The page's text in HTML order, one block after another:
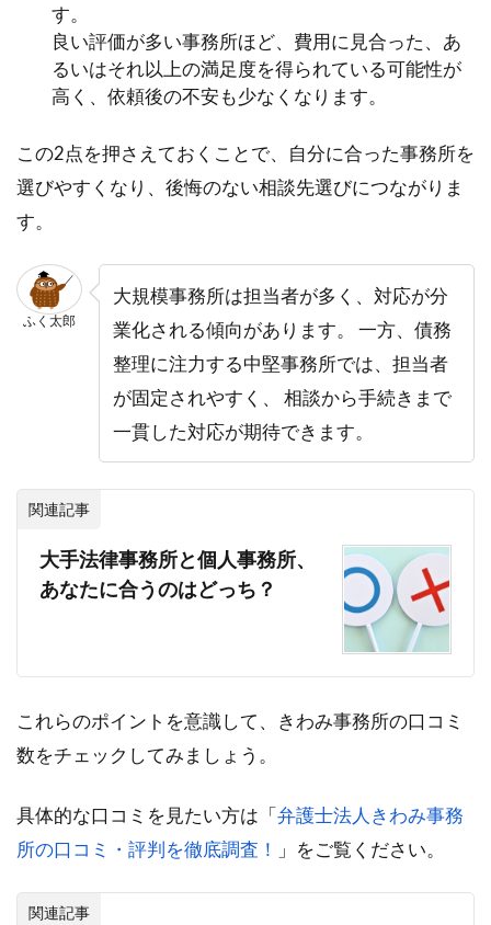
す。
良い評価が多い事務所ほど、費用に見合った、あ
るいはそれ以上の満足度を得られている可能性が
高く、依頼後の不安も少なくなります。
この2点を押さえておくことで、自分に合った事務所を
選びやすくなり、後悔のない相談先選びにつながりま
す。
ふく太郎
大規模事務所は担当者が多く、対応が分
業化される傾向があります。 一方、債務
整理に注力する中堅事務所では、担当者
が固定されやすく、 相談から手続きまで
一貫した対応が期待できます。
関連記事
大手法律事務所と個人事務所、
あなたに合うのはどっち？
これらのポイントを意識して、きわみ事務所の口コミ
数をチェックしてみましょう。
具体的な口コミを見たい方は「弁護士法人きわみ事務
所の口コミ・評判を徹底調査！
」をご覧ください。
関連記事